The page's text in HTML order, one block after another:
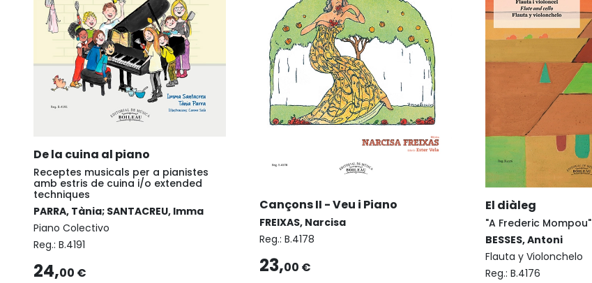
De la cuina al piano
Receptes musicals per a pianistes
amb estris de cuina i/o extended
techniques
PARRA, Tània; SANTACREU, Imma
Piano Colectivo
Reg.: B.4191
24,00 €
Cançons II - Veu i Piano
FREIXAS, Narcisa
Reg.: B.4178
23,00 €
El diàleg
"A Frederic Mompou"
BESSES, Antoni
Flauta y Violonchelo
Reg.: B.4176